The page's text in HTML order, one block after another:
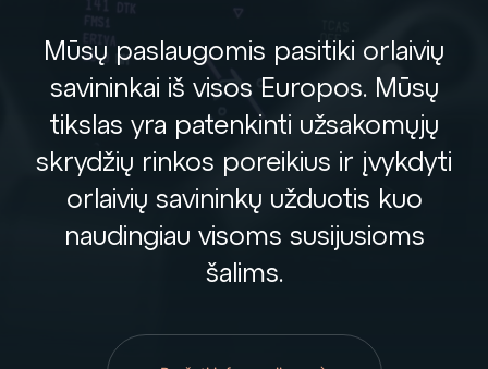
Mūsų paslaugomis pasitiki orlaivių
savininkai iš visos Europos. Mūsų
tikslas yra patenkinti užsakomųjų
skrydžių rinkos poreikius ir įvykdyti
orlaivių savininkų užduotis kuo
naudingiau visoms susijusioms
šalims.